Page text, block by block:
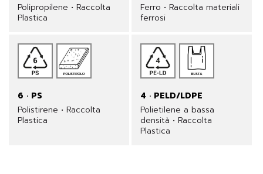
Polipropilene • Raccolta
Plastica
Ferro • Raccolta materiali
ferrosi
6 · PS
Polistirene • Raccolta
Plastica
4 · PELD/LDPE
Polietilene a bassa
densità • Raccolta
Plastica